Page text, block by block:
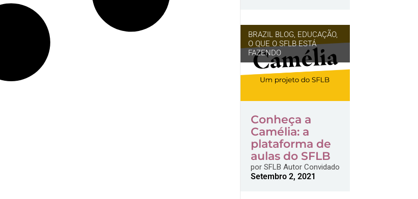
BRAZIL BLOG, EDUCAÇÃO,
O QUE O SFLB ESTÁ
FAZENDO
Conheça a
Camélia: a
plataforma de
aulas do SFLB
porSFLB Autor Convidado
Setembro 2, 2021